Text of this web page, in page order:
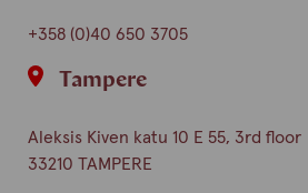
+358 (0)40 650 3705
Tampere
Aleksis Kiven katu 10 E 55, 3rd floor
33210 TAMPERE